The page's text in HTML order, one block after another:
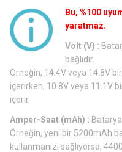
Bu, %100
yaratmaz.
Volt (V) :
bağlıdır.
Örneğin, 14.4V veya 14.8V
içerirken, 10.8V veya 11.1V
içerir.
Amper-Saat (mAh) :
Örneğin, yeni bir 5200mAh
kullanmanızı sağlıyorsa,